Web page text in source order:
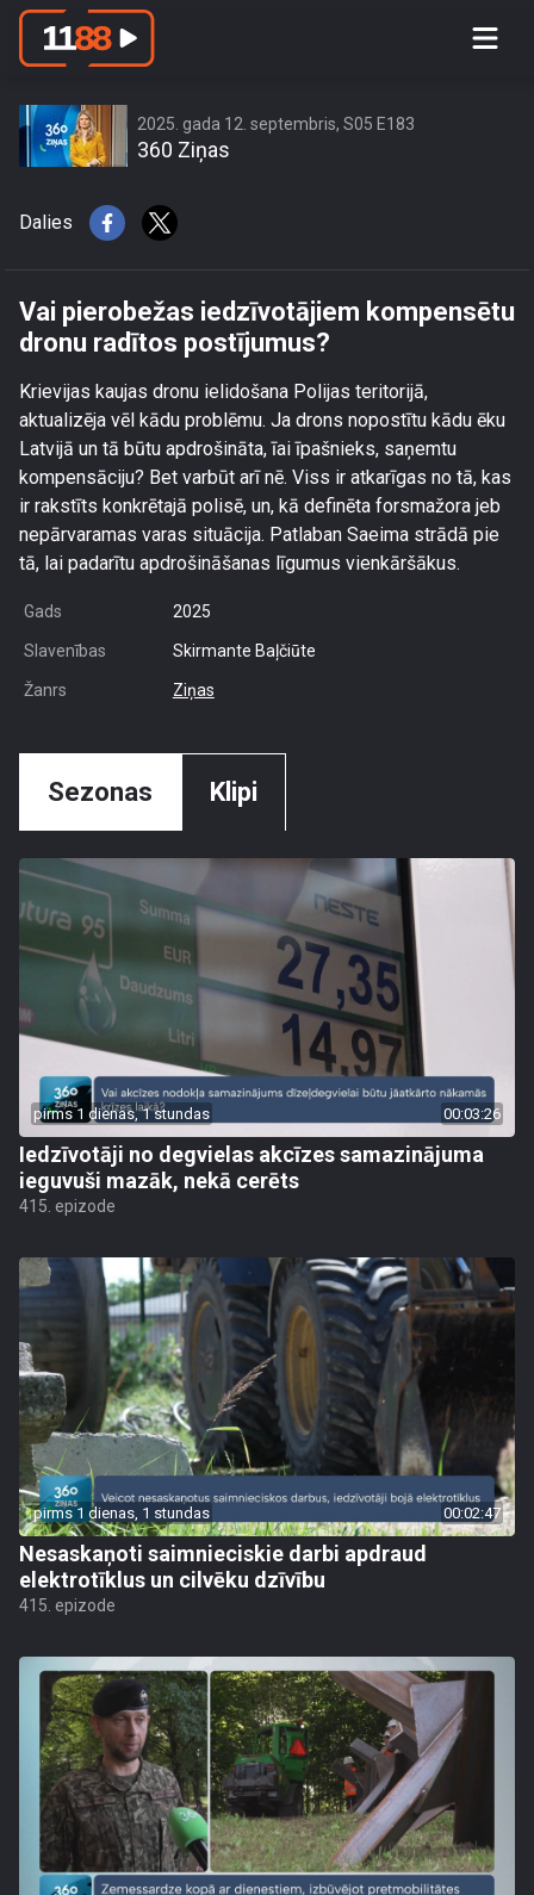
Vai pierobežas iedzīvotājiem
2025. gada 12. septembris, S05 E183
360 Ziņas
Dalies
Vai pierobežas iedzīvotājiem kompensētu
dronu radītos postījumus?
Krievijas kaujas dronu ielidošana Polijas teritorijā,
aktualizēja vēl kādu problēmu. Ja drons nopostītu kādu ēku
Latvijā un tā būtu apdrošināta, īai īpašnieks, saņemtu
kompensāciju? Bet varbūt arī nē. Viss ir atkarīgas no tā, kas
ir rakstīts konkrētajā polisē, un, kā definēta forsmažora jeb
nepārvaramas varas situācija. Patlaban Saeima strādā pie
tā, lai padarītu apdrošināšanas līgumus vienkāršākus.
Gads 2025
Slavenības Skirmante Baļčiūte
Žanrs Ziņas
Sezonas Klipi
pirms 1 dienas, 1 stundas 00:03:26
Iedzīvotāji no degvielas akcīzes samazinājuma
ieguvuši mazāk, nekā cerēts
415. epizode
pirms 1 dienas, 1 stundas 00:02:47
Nesaskaņoti saimnieciskie darbi apdraud
elektrotīklus un cilvēku dzīvību
415. epizode